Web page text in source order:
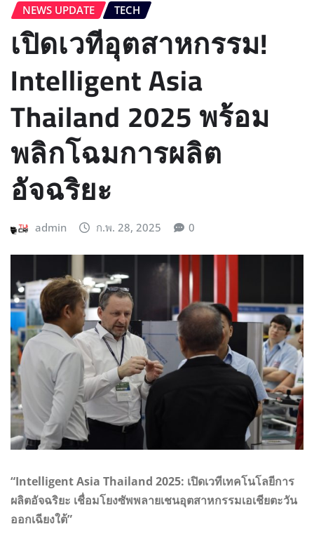
NEWS UPDATE​ TECH
เปิดเวทีอุตสาหกรรม!
Intelligent Asia
Thailand 2025 พร้อม
พลิกโฉมการผลิต
อัจฉริยะ
admin ก.พ. 28, 2025 0
“Intelligent Asia Thailand 2025: เปิดเวทีเทคโนโลยีการ
ผลิตอัจฉริยะ เชื่อมโยงซัพพลายเชนอุตสาหกรรมเอเชียตะวัน
ออกเฉียงใต้”